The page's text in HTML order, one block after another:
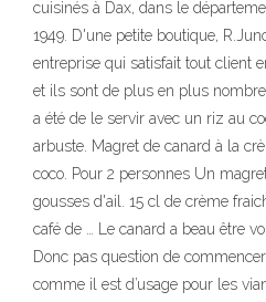
cuisinés à Dax, dans le
1949. D'une petite boutique,
entreprise qui satisfait tout client
et ils sont de plus en plus
a été de le servir avec un riz au
arbuste. Magret de canard à la
coco. Pour 2 personnes Un
gousses d'ail. 15 cl de crème
café de … Le canard a beau être
Donc pas question de
comme il est d’usage pour les